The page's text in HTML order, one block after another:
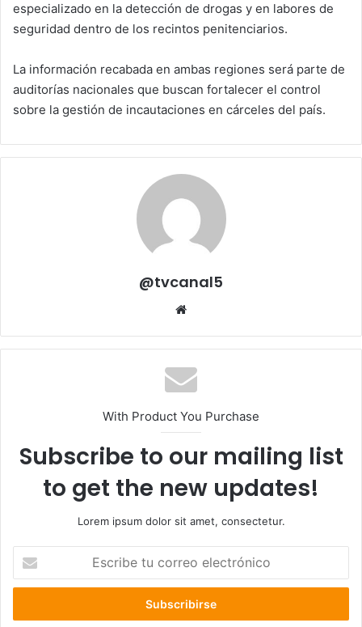
especializado en la detección de drogas y en labores de
seguridad dentro de los recintos penitenciarios.
La información recabada en ambas regiones será parte de
auditorías nacionales que buscan fortalecer el control
sobre la gestión de incautaciones en cárceles del país.
@tvcanal5
With Product You Purchase
Subscribe to our mailing list
to get the new updates!
Lorem ipsum dolor sit amet, consectetur.
correo